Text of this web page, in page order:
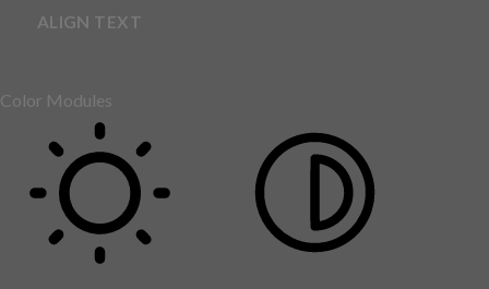
ALIGN TEXT
Color Modules